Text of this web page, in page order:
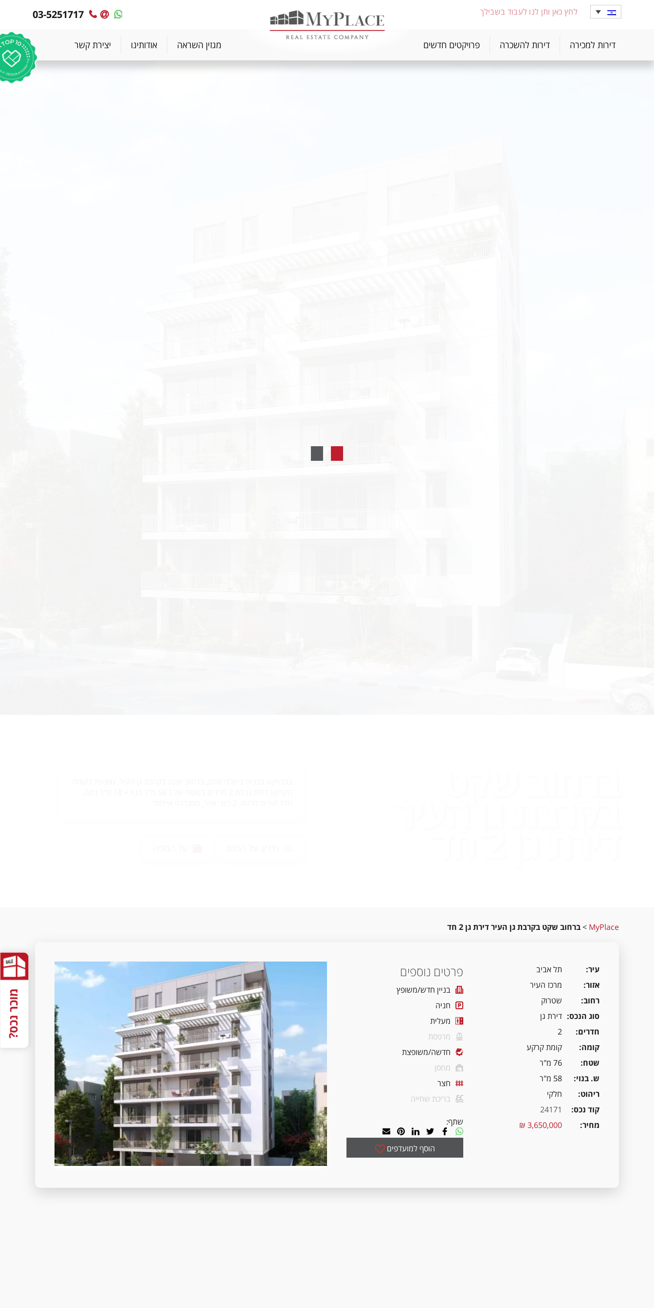
לחץ כאן ותן לנו לעבוד בשבילך
MyPlace
MyPlace
עימנו
קשר
03-5251717
דירות למכירה דירות להשכרה פרויקטים חדשים מגזין השראה אודותינו יצירת קשר
MyPlace
>ברחוב שקט בקרבת גן העיר דירת גן 2 חד
עיר
תל אביב
אזור
מרכז העיר
רחוב
שטרוק
סוג הנכס
דירת גן
חדרים
2
קומה
קומת קרקע
שטח
76 מ"ר
ש. בנוי
58 מ"ר
ריהוט
חלקי
קוד נכס
24171
מחיר
3,650,000 ₪
פרטים נוספים
בניין חדש/משופץ
חניה
מעלית
מרפסת
חדשה/משופצת
מחסן
חצר
בריכת שחייה
שתף:
הוסף למועדפים
מוכר נכס?